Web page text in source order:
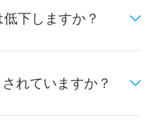
下しますか？
れていますか？